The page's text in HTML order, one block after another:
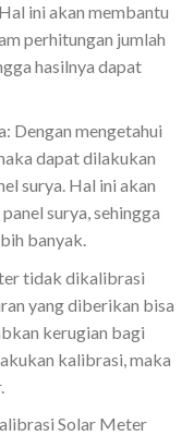
ini akan membantu
perhitungan jumlah
hasilnya dapat
Dengan mengetahui
dapat dilakukan
surya. Hal ini akan
surya, sehingga
banyak.
tidak dikalibrasi
yang diberikan bisa
kerugian bagi
kalibrasi, maka
Solar Meter